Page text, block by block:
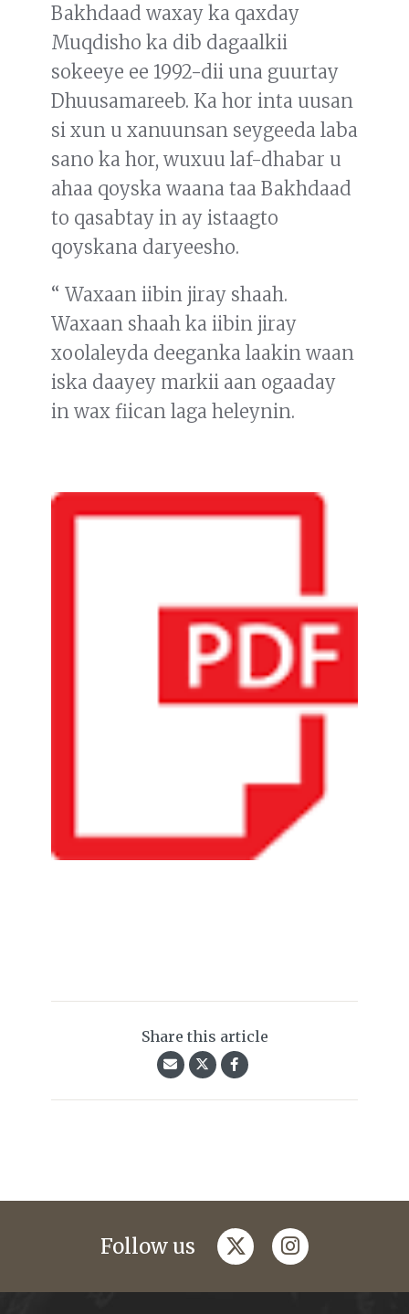
Bakhdaad waxay ka qaxday
Muqdisho ka dib dagaalkii
sokeeye ee 1992-dii una guurtay
Dhuusamareeb. Ka hor inta uusan
si xun u xanuunsan seygeeda laba
sano ka hor, wuxuu laf-dhabar u
ahaa qoyska waana taa Bakhdaad
to qasabtay in ay istaagto
qoyskana daryeesho.
“ Waxaan iibin jiray shaah.
Waxaan shaah ka iibin jiray
xoolaleyda deeganka laakin waan
iska daayey markii aan ogaaday
in wax fiican laga heleynin.
Share this article
Follow us twitterinstagram